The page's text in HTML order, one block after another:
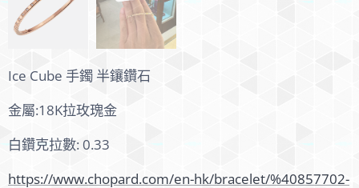
Ice Cube 手鐲 半鑲鑽石
金屬:18K拉玫瑰金
白鑽克拉數: 0.33
https://www.chopard.com/en-hk/bracelet/%40857702-